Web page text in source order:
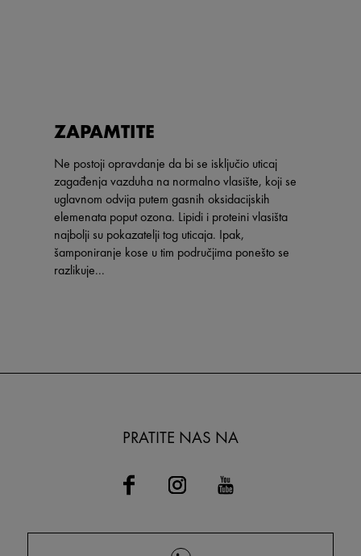
ZAPAMTITE
Ne postoji opravdanje da bi se isključio uticaj
zagađenja vazduha na normalno vlasište, koji se
uglavnom odvija putem gasnih oksidacijskih
elemenata poput ozona. Lipidi i proteini vlasišta
najbolji su pokazatelji tog uticaja. Ipak,
šamponiranje kose u tim područjima ponešto se
razlikuje...
PRATITE NAS NA